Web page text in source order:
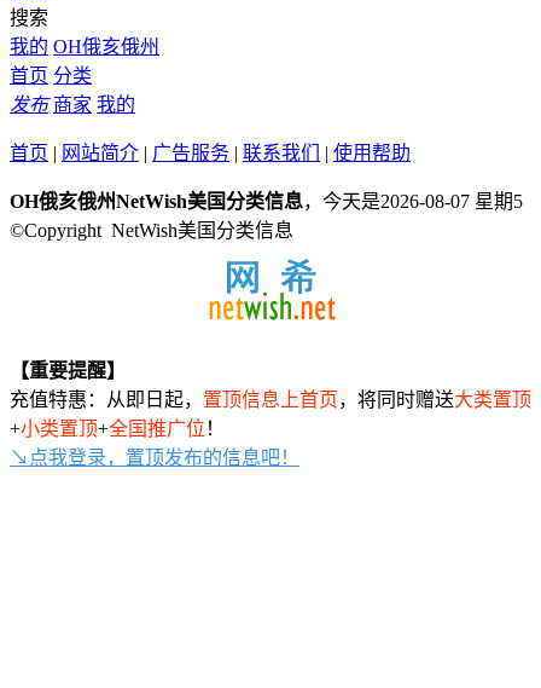
搜索
我的 OH俄亥俄州
首页 分类
发布 商家 我的
首页 | 网站简介 | 广告服务 | 联系我们 | 使用帮助
OH俄亥俄州NetWish美国分类信息，今天是2026-08-07 星期5
©Copyright NetWish美国分类信息
【重要提醒】
充值特惠：从即日起， 置顶信息上首页，将同时赠送大类置顶
+小类置顶+全国推广位 ！
↘点我登录，置顶发布的信息吧！